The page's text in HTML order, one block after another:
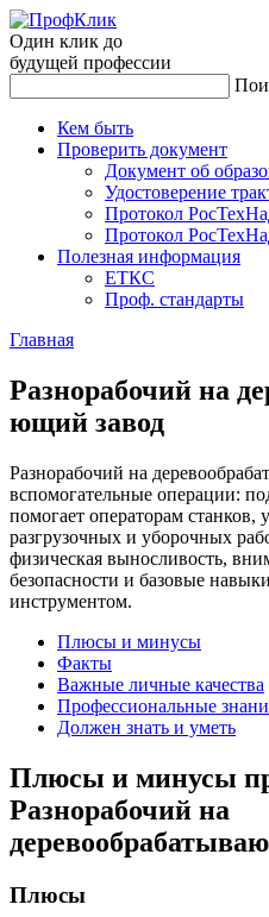
Один клик до
будущей профессии
Кем быть
Проверить документ
Документ об
Удостоверение
Протокол
Протокол
Полезная информация
ЕТКС
Проф. стандарты
Главная
Раз­но­рабо­чий на
ющий за­вод
Разнорабочий на
вспомогательные операции:
помогает операторам станков,
разгрузочных и уборочных
физическая выносливость,
безопасности и базовые
инструментом.
Плюсы и минусы
Факты
Важные личные качества
Профессиональные
Должен знать и уметь
Плюсы и минусы
Разнорабочий на
Плюсы